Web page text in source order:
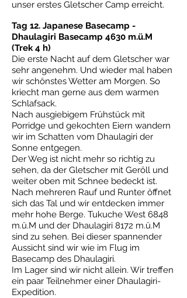
unser erstes Gletscher Camp erreicht.
Tag 12. Japanese Basecamp -
Dhaulagiri Basecamp 4630 m.ü.M
(Trek 4 h)
Die erste Nacht auf dem Gletscher war
sehr angenehm. Und wieder mal haben
wir schönstes Wetter am Morgen. So
kriecht man gerne aus dem warmen
Schlafsack.
Nach ausgiebigem Frühstück mit
Porridge und gekochten Eiern wandern
wir im Schatten vom Dhaulagiri der
Sonne entgegen.
Der Weg ist nicht mehr so richtig zu
sehen, da der Gletscher mit Geröll und
weiter oben mit Schnee bedeckt ist.
Nach mehreren Rauf und Runter öffnet
sich das Tal und wir entdecken immer
mehr hohe Berge. Tukuche West 6848
m.ü.M und der Dhaulagiri 8172 m.ü.M
sind zu sehen. Bei dieser spannender
Aussicht sind wir wie im Flug im
Basecamp des Dhaulagiri.
Im Lager sind wir nicht allein. Wir treffen
ein paar Teilnehmer einer Dhaulagiri-
Expedition.